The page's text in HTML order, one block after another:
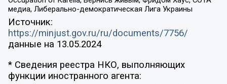
медиа, Либерально-демократическая Лига Украины
Источник:
https://minjust.gov.ru/ru/documents/7756/
данные на 13.05.2024
* Сведения реестра НКО, выполняющих
функции иностранного агента: